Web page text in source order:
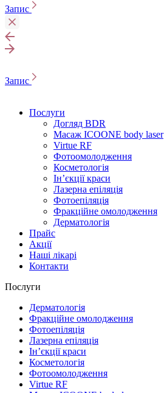
Запис
Запис
Послуги
Догляд BDR
Масаж ICOONE body laser
Virtue RF
Фотоомолодження
Косметологія
Інʼєкції краси
Лазерна епіляція
Фотоепіляція
Фракційне омолодження
Дерматологія
Прайс
Акції
Наші лікарі
Контакти
Послуги
Дерматологія
Фракційне омолодження
Фотоепіляція
Лазерна епіляція
Інʼєкції краси
Косметологія
Фотоомолодження
Virtue RF